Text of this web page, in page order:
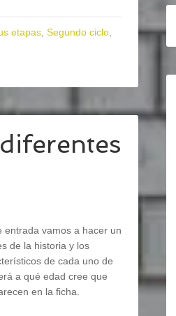
etapas Segundo ciclo
entrada vamos a hacer un
de la historia y los
de cada uno de
a qué edad cree que
en la ficha.